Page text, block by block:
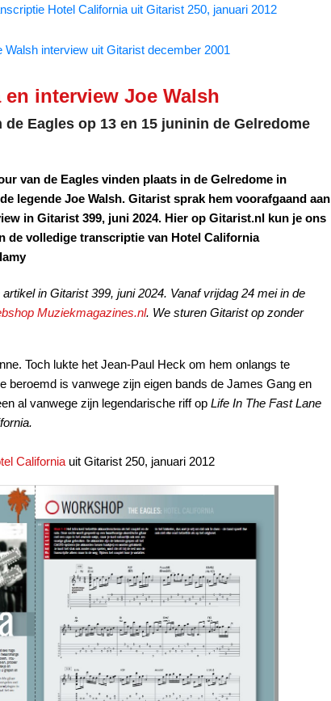
Hotel California uit Gitarist 250, januari 2012
Walsh interview uit Gitarist december 2001
interview Joe Walsh
Eagles op 13 en 15 juninin de Gelredome
van de Eagles vinden plaats in de Gelredome in
legende Joe Walsh. Gitarist sprak hem voorafgaand aan
in Gitarist 399, juni 2024. Hier op Gitarist.nl kun je ons
de volledige transcriptie van Hotel California
in Gitarist 399, juni 2024. Vanaf vrijdag 24 mei in de
Muziekmagazines.nl. We sturen Gitarist op zonder
Toch lukte het Jean-Paul Heck om hem onlangs te
beroemd is vanwege zijn eigen bands de James Gang en
al vanwege zijn legendarische riff op Life In The Fast Lane
California uit Gitarist 250, januari 2012